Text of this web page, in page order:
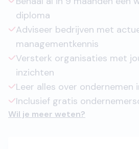
diploma
Adviseer bedrijven met
managementkennis
Versterk organisaties met
inzichten
Leer alles over ondernemen
Inclusief gratis
Wil je meer weten?